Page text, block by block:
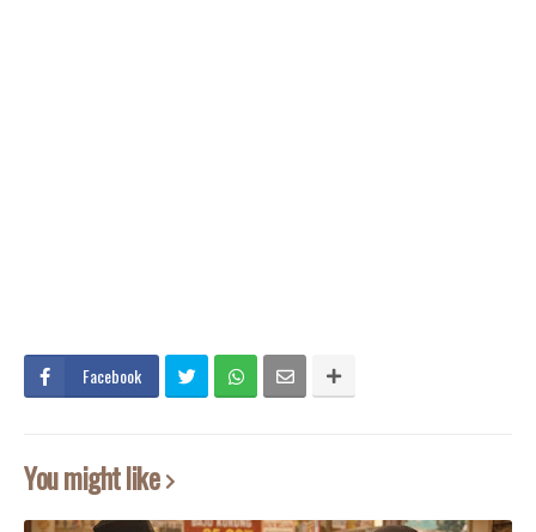
Facebook
You might like